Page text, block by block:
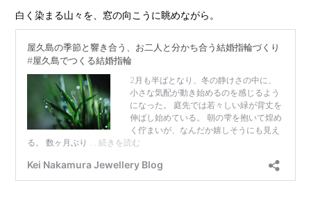
白く染まる山々を、窓の向こうに眺めながら。